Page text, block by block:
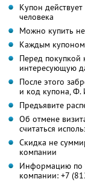
Купон
человека
Можно купить
Каждым купоном
Перед покупкой
интересующую
После этого
и код купона, Ф.
Предъявите
Об отмене
считаться
Скидка не
компании
Информацию по
компании: +7